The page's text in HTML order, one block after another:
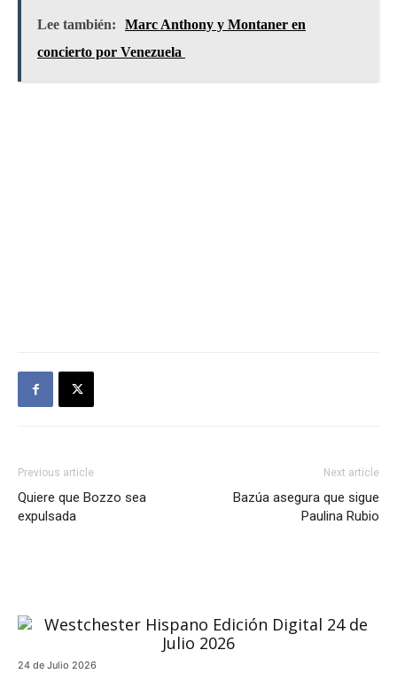
Lee también:
Marc Anthony y Montaner en
concierto por Venezuela
Previous article
Quiere que Bozzo sea
expulsada
Next article
Bazúa asegura que sigue
Paulina Rubio
24 de Julio 2026